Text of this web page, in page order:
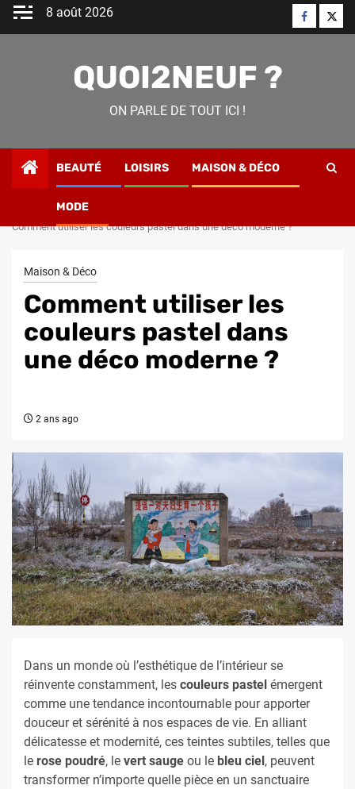
Skip
8 août 2026 Facebook
QUOI2NEUF ?
ON PARLE DE TOUT ICI !
BEAUTÉ LOISIRS MAISON & DÉCO
MODE
Maison & Déco
Comment utiliser les couleurs pastel dans une déco moderne ?
Maison & Déco
Comment utiliser les
couleurs pastel dans
une déco moderne ?
2 ans ago
Dans un monde où l’esthétique de l’intérieur se
réinvente constamment, les couleurs pastel émergent
comme une tendance incontournable pour apporter
douceur et sérénité à nos espaces de vie. En alliant
délicatesse et modernité, ces teintes subtiles, telles que
le rose poudré, le vert sauge ou le bleu ciel , peuvent
transformer n’importe quelle pièce en un sanctuaire